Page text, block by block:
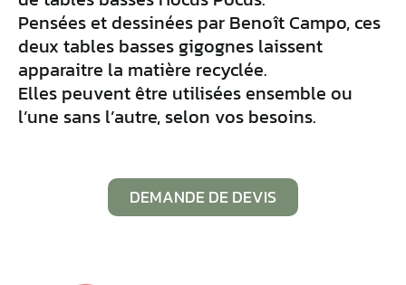
Pensées et dessinées par Benoît Campo, ces
deux tables basses gigognes laissent
apparaitre la matière recyclée.
Elles peuvent être utilisées ensemble ou
l’une sans l’autre, selon vos besoins.
DEMANDE DE DEVIS